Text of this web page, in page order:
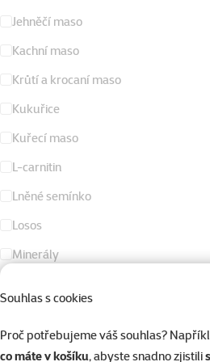
Souhlas s cookies
Proč potřebujeme váš souhlas?
co máte v košíku, abyste snadno zjistili
Jehněčí maso
Kachní maso
Krůtí a krocaní maso
Kukuřice
Kuřecí maso
L-carnitin
Lněné semínko
Losos
Minerály
Obiloviny